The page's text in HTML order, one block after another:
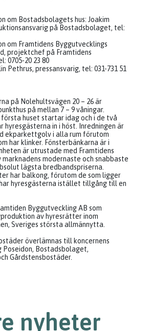
om Bostadsbolagets hus: Joakim
på Bostadsbolaget, tel:
om Framtidens Byggutvecklings
projektchef på Framtidens
0705-20 23 80
Pethrus, pressansvarig, tel: 031-731 51
på Nolehultsvägen 20 – 26 är
på mellan 7 – 9 våningar.
huset startar idag och i de två
hyresgästerna in i höst. Inredningen är
ekparkettgolv i alla rum förutom
har klinker. Fönsterbänkarna är i
är utrustade med Framtidens
modernaste och snabbaste
lägsta bredbandspriserna.
har balkong, förutom de som ligger
hyresgästerna istället tillgång till en
Byggutveckling AB som
av hyresrätter inom
Sveriges största allmännytta.
överlämnas till koncernens
Bostadsbolaget,
Gårdstensbostäder.
nyheter